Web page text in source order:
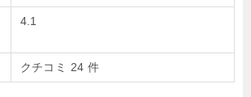
4.1
クチコミ 24 件